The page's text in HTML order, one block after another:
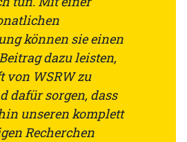
können sie einen
dazu leisten,
von WSRW zu
dafür sorgen, dass
unseren komplett
Recherchen